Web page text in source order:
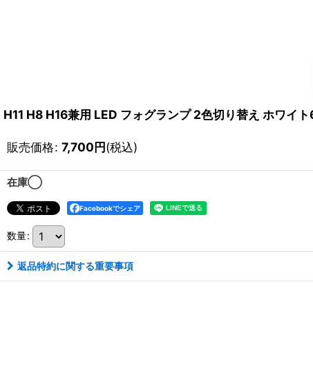
H11 H8 H16兼用 LED フォグランプ 2色切り替え ホワ
販売価格: 7,700円(税込)
在庫◯
Facebookでシェア
数量:
返品特約に関する重要事項